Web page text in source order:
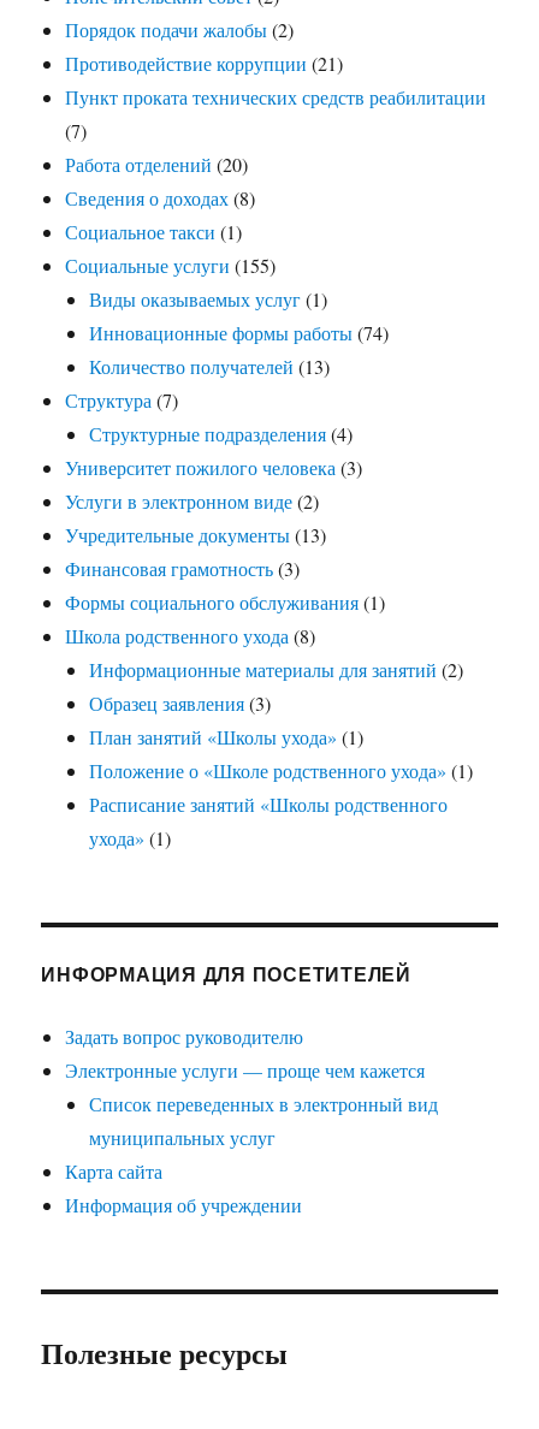
Порядок подачи жалобы(2)
Противодействие коррупции (21)
Пункт проката технических средств реабилитации
(7)
Работа отделений (20)
Сведения о доходах(8)
Социальное такси (1)
Социальные услуги (155)
Виды оказываемых услуг(1)
Инновационные формы работы(74)
Количество получателей (13)
Структура(7)
Структурные подразделения(4)
Университет пожилого человека(3)
Услуги в электронном виде(2)
Учредительные документы(13)
Финансовая грамотность(3)
Формы социального обслуживания(1)
Школа родственного ухода(8)
Информационные материалы для занятий (2)
Образец заявления(3)
План занятий «Школы ухода» (1)
Положение о «Школе родственного ухода» (1)
Расписание занятий «Школы родственного
ухода» (1)
ИНФОРМАЦИЯ ДЛЯ ПОСЕТИТЕЛЕЙ
Задать вопрос руководителю
Электронные услуги — проще чем кажется
Список переведенных в электронный вид
муниципальных услуг
Карта сайта
Информация об учреждении
Полезные ресурсы